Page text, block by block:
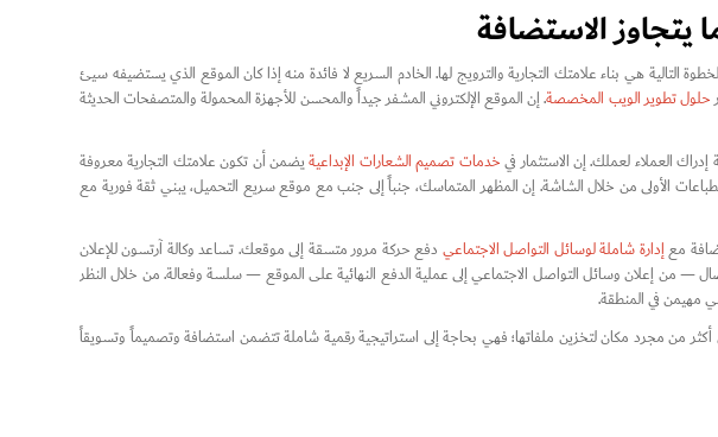
يتجاوز الاستضافة
التالية هي بناء علامتك التجارية والترويج لها. الخادم السريع لا فائدة منه إذا كان الموقع الذي يستضيفه سيئ
حلول تطوير الويب المخصصة. إن الموقع الإلكتروني المشفر جيداً والمحسن للأجهزة المحمولة والمتصفحات الحديثة
إدراك العملاء لعملك. إن الاستثمار فيخدمات تصميم الشعارات الإبداعيةيضمن أن تكون علامتك التجارية معروفة
الأولى من خلال الشاشة. إن المظهر المتماسك، جنباً إلى جنب مع موقع سريع التحميل، يبني ثقة فورية مع
معإدارة شاملة لوسائل التواصل الاجتماعي دفع حركة مرور متسقة إلى موقعك. تساعد وكالة آرتسون للإعلان
من إعلان وسائل التواصل الاجتماعي إلى عملية الدفع النهائية على الموقع — سلسة وفعالة. من خلال النظر
مهيمن في المنطقة.
أكثر من مجرد مكان لتخزين ملفاتها؛ فهي بحاجة إلى استراتيجية رقمية شاملة تتضمن استضافة وتصميماً وتسويقاً